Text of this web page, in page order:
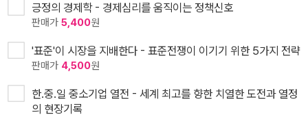
긍정의 경제학 - 경제심리를 움직이는 정책신호
판매가 5,400원
'표준'이 시장을 지배한다 - 표준전쟁이 이기기 위한 5가지 전략
판매가 4,500원
한.중.일 중소기업 열전 - 세계 최고를 향한 치열한 도전과 열정
의 현장기록